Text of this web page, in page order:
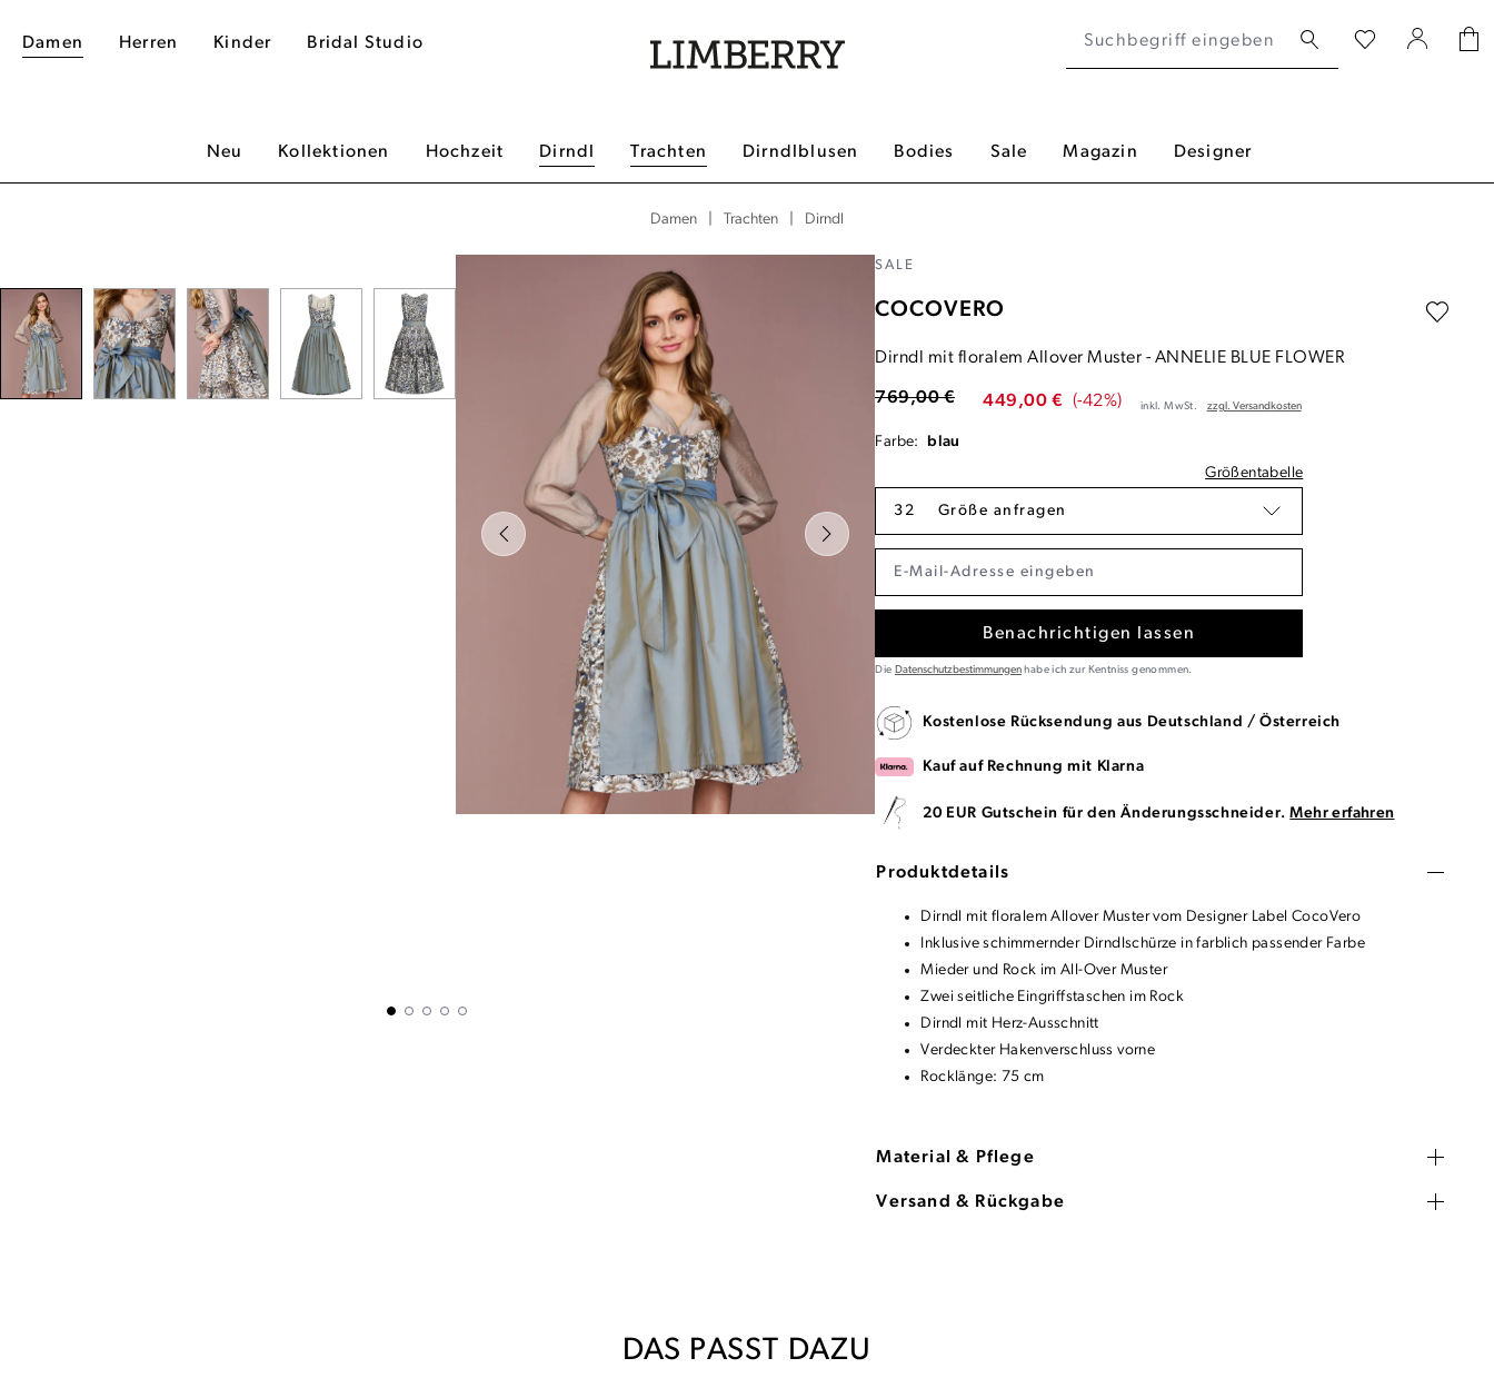
Damen Herren Kinder Bridal Studio
Neu Kollektionen Hochzeit Dirndl Trachten Dirndlblusen Bodies Sale Magazin Designer
Damen Trachten Dirndl
SALE
COCOVERO
Dirndl mit floralem Allover Muster - ANNELIE BLUE FLOWER
449,00 € (-42%)
769,00 € inkl. MwSt. zzgl. Versandkosten
Farbe:
blau
Größentabelle
32 Größe anfragen
Benachrichtigen lassen
Die Datenschutzbestimmungenhabe ich zur Kentniss genommen.
Kostenlose Rücksendung aus Deutschland / Österreich
Kauf auf Rechnung mit Klarna
20 EUR Gutschein für den Änderungsschneider.Mehr erfahren
Produktdetails
Dirndl mit floralem Allover Muster vom Designer Label CocoVero
Inklusive schimmernder Dirndlschürze in farblich passender Farbe
Mieder und Rock im All-Over Muster
Zwei seitliche Eingriffstaschen im Rock
Dirndl mit Herz-Ausschnitt
Verdeckter Hakenverschluss vorne
Rocklänge: 75 cm
Material & Pflege
Versand & Rückgabe
DAS PASST DAZU